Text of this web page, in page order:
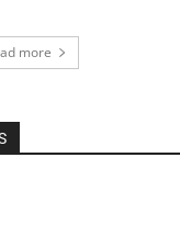
more